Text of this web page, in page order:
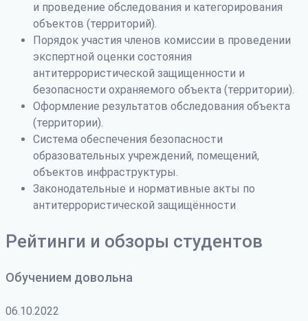
и проведение обследования и категорирования
объектов (территорий).
Порядок участия членов комиссии в проведении
экспертной оценки состояния
антитеррористической защищенности и
безопасности охраняемого объекта (территории).
Оформление результатов обследования объекта
(территории).
Система обеспечения безопасности
образовательных учреждений, помещений,
объектов инфраструктуры.
Законодательные и нормативные акты по
антитеррористической защищённости
Рейтинги и обзоры студентов
Обучением довольна
06.10.2022